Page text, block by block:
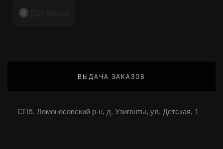
ВЫДАЧА ЗАКАЗОВ
СПб, Ломоносовский р-н, д. Узигонты, ул. Детская, 1